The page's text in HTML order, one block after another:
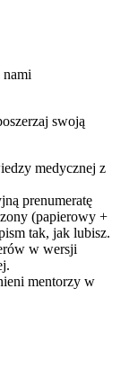
nami
swoją
medycznej z
prenumeratę
(papierowy +
tak, jak lubisz.
w wersji
mentorzy w